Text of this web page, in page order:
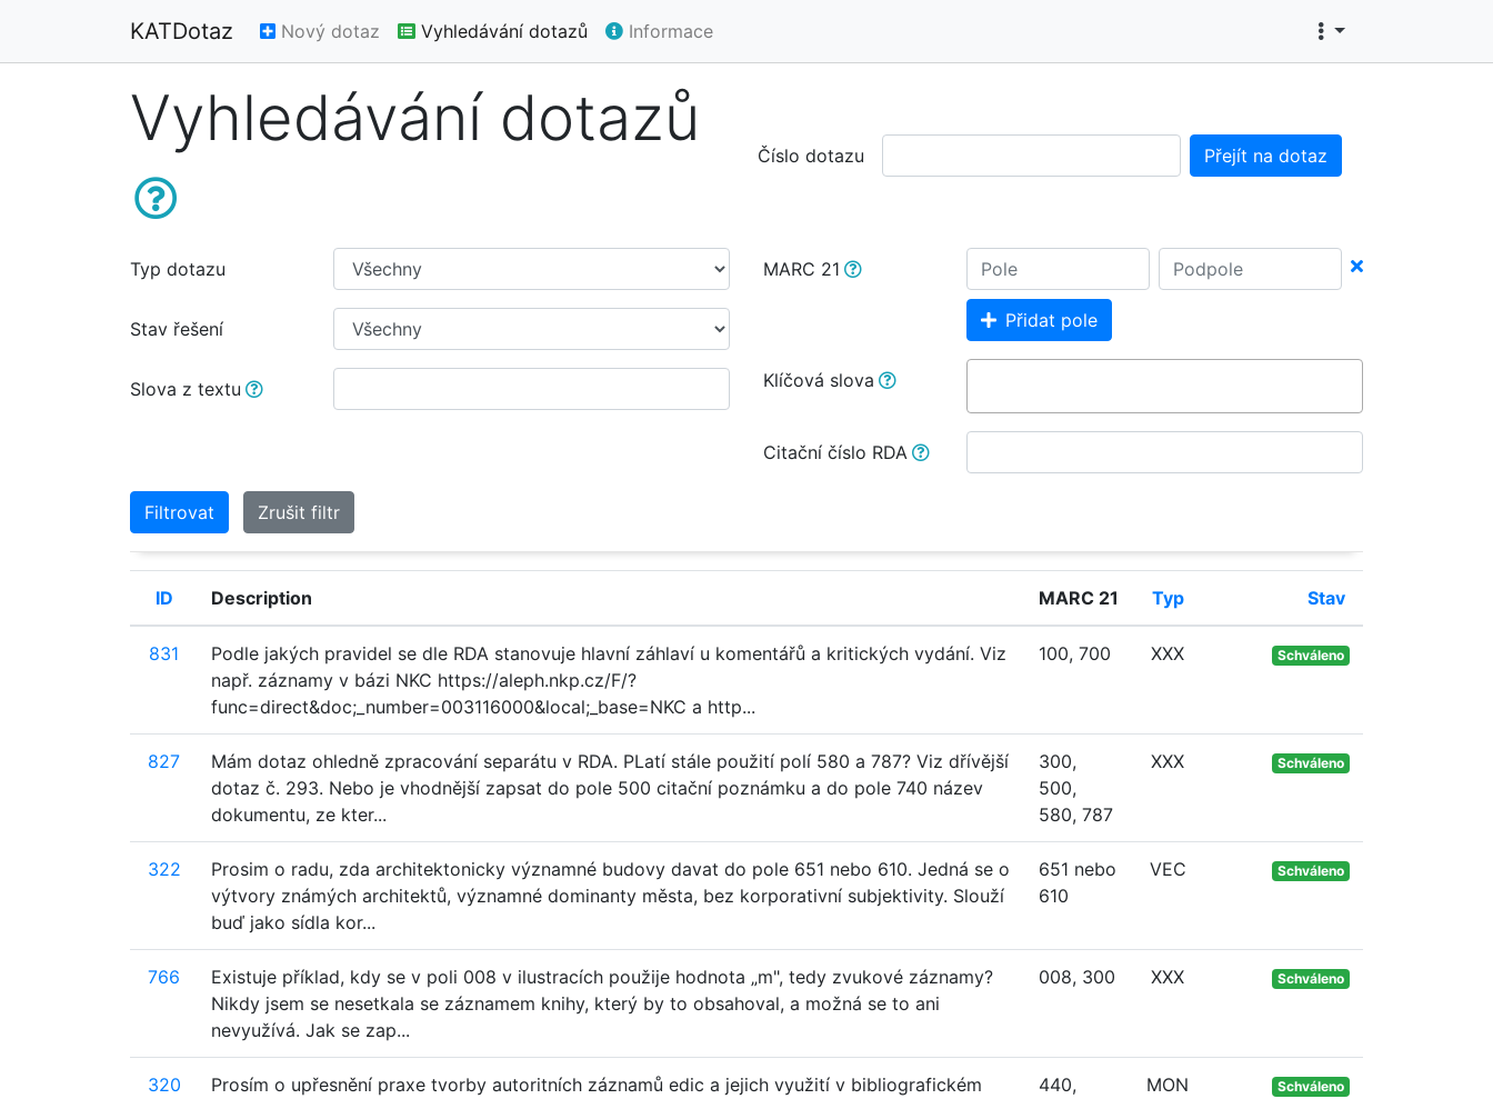
KATDotaz Nový dotaz Vyhledávání dotazů Informace
Vyhledávání dotazů Číslo dotazu Přejít na dotaz
Typ dotazu
Stav řešení
Slova z textu
MARC 21
Přidat pole
Klíčová slova
Citační číslo RDA
Filtrovat Zrušit filtr
ID Description MARC 21 Typ Stav
831
Podle jakých pravidel se dle RDA stanovuje hlavní záhlaví u komentářů a kritických vydání. Viz
např. záznamy v bázi NKC https://aleph.nkp.cz/F/?
func=direct&doc;_number=003116000&local;_base=NKC a http...
100, 700 XXX Schváleno
827
Mám dotaz ohledně zpracování separátu v RDA. PLatí stále použití polí 580 a 787? Viz dřívější
dotaz č. 293. Nebo je vhodnější zapsat do pole 500 citační poznámku a do pole 740 název
dokumentu, ze kter...
300,
500,
580, 787
XXX Schváleno
322
Prosim o radu, zda architektonicky významné budovy davat do pole 651 nebo 610. Jedná se o
výtvory známých architektů, významné dominanty města, bez korporativní subjektivity. Slouží
buď jako sídla kor...
651 nebo
610
VEC Schváleno
766
Existuje příklad, kdy se v poli 008 v ilustracích použije hodnota „m", tedy zvukové záznamy?
Nikdy jsem se nesetkala se záznamem knihy, který by to obsahoval, a možná se to ani
nevyužívá. Jak se zap...
008, 300 XXX Schváleno
320
Prosím o upřesnění praxe tvorby autoritních záznamů edic a jejich využití v bibliografickém
440,
MON Schváleno